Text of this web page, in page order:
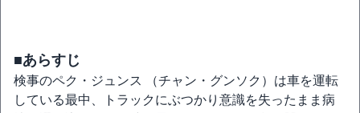
■あらすじ
検事のペク・ジュンス （チャン・グンソク）は車を運転
している最中、トラックにぶつかり意識を失ったまま病